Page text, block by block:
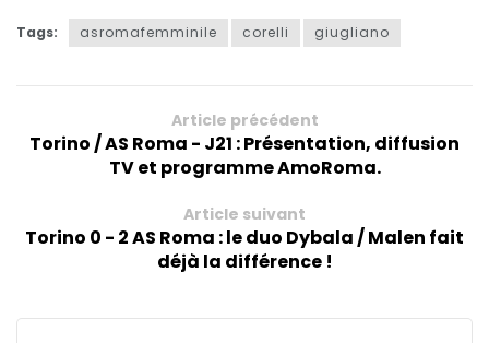
Tags: asromafemminile corelli giugliano
Article précédent
Torino / AS Roma - J21 : Présentation, diffusion
TV et programme AmoRoma.
Article suivant
Torino 0 - 2 AS Roma : le duo Dybala / Malen fait
déjà la différence !